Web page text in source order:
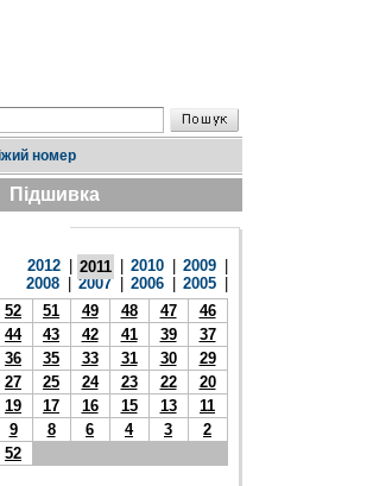
номер
Підшивка
2012 2011 2010 2009
2008
2007 2006 2005
52
51 49 48 47
46
44
43 42 41 39
37
36
35 33 31 30
29
27
25 24 23 22
20
19
17 16 15 13
11
9
8 6 4 3
2
52